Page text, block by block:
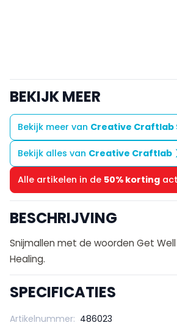
BEKIJK MEER
Bekijk meer van Creative Craftlab
Bekijk alles van Creative Craftlab
Alle artikelen in de 50% korting
BESCHRIJVING
Snijmallen met de woorden Get
Healing.
SPECIFICATIES
Artikelnummer: 486023